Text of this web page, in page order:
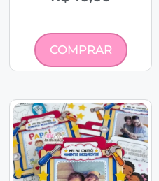
COMPRAR